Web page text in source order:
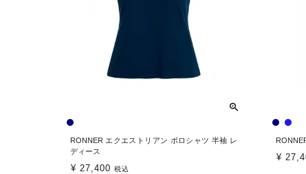
RONNER エクエストリアン ポロシャツ 半袖 レ
ディース
¥ 27,400 税込
¥